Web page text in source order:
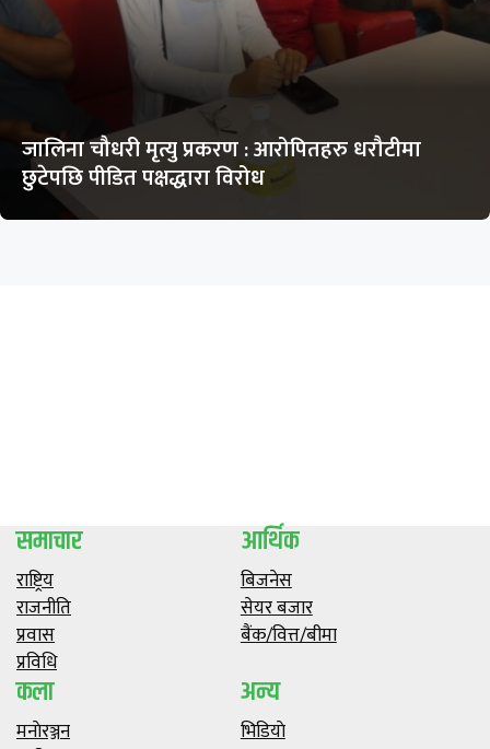
जालिना चौधरी मृत्यु प्रकरण : आरोपितहरु धरौटीमा
छुटेपछि पीडित पक्षद्धारा विरोध
समाचार
राष्ट्रिय
राजनीति
प्रवास
प्रविधि
आर्थिक
बिजनेस
सेयर बजार
बैंक/वित्त/बीमा
कला
मनाेरञ्जन
अन्य
भिडियाे